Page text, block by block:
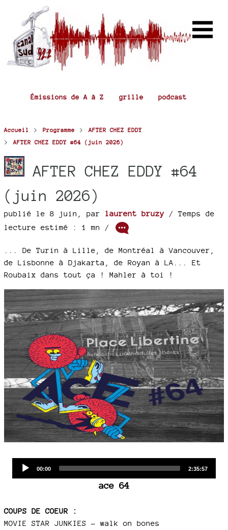
Émissions de A à Z grille podcast
Accueil > Programme > AFTER CHEZ EDDY
> AFTER CHEZ EDDY #64 (juin 2026)
AFTER CHEZ EDDY #64
(juin 2026)
publié le 8 juin par laurent bruzy / Temps de
lecture estimé : 1 mn /
... De Turin à Lille, de Montréal à Vancouver,
de Lisbonne à Djakarta, de Royan à LA... Et
Roubaix dans tout ça ! Mahler à toi !
Current
00:00
Total
2:35:57
ace 64
COUPS DE COEUR :
MOVIE STAR JUNKIES – walk on bones